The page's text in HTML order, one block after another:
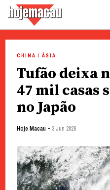
content
CHINA / ÁSIA
Tufão deixa
47 mil casas
no Japão
Hoje Macau - 3 Jun 2026